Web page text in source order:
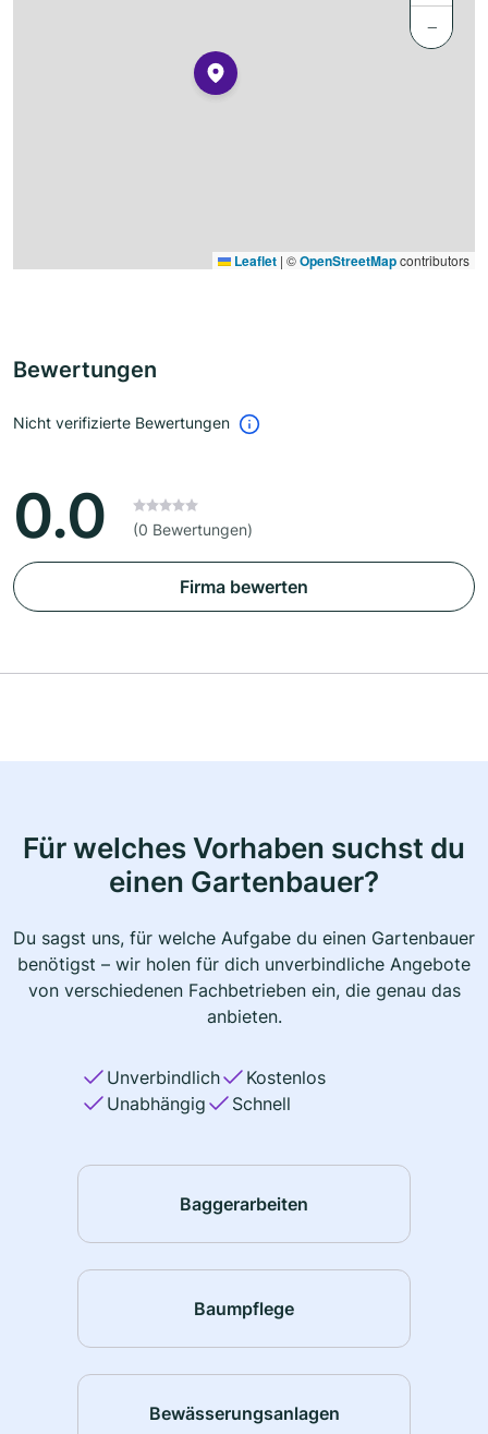
−
Leaflet | ©OpenStreetMapcontributors
Bewertungen
Nicht verifizierte Bewertungen
0.0 (0 Bewertungen)
Firma bewerten
Für welches Vorhaben suchst du
einen Gartenbauer?
Du sagst uns, für welche Aufgabe du einen Gartenbauer
benötigst – wir holen für dich unverbindliche Angebote
von verschiedenen Fachbetrieben ein, die genau das
anbieten.
Unverbindlich
Kostenlos
Unabhängig
Schnell
Baggerarbeiten
Baumpflege
Bewässerungsanlagen